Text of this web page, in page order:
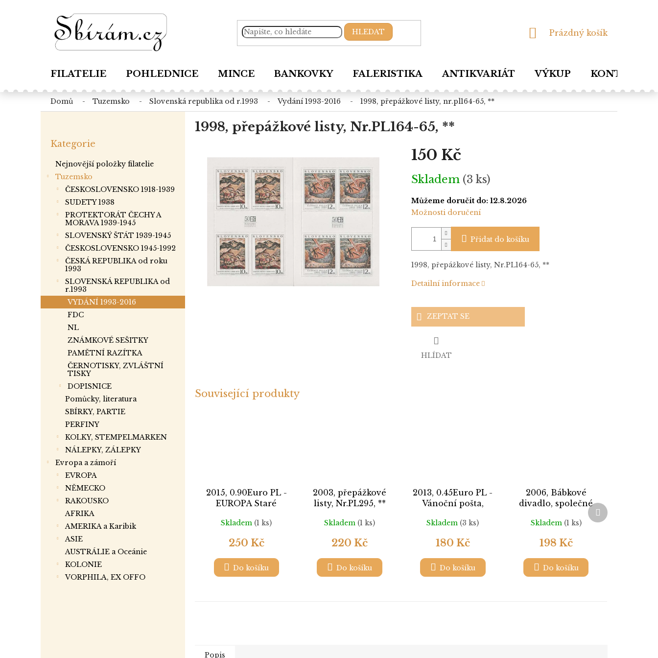
HLEDAT
NÁKUPNÍ
Prázdný košík
FILATELIE POHLEDNICE MINCE BANKOVKY FALERISTIKA ANTIKVARIÁT VÝKUP KONTAKTY
domů tuzemsko slovenská republika od r.1993 vydání 1993-2016 1998, přepážkové listy, nr.pl164-65, **
kategorie
Kategorie
Nejnovější položky filatelie
Tuzemsko
ČESKOSLOVENSKO 1918-1939
SUDETY 1938
PROTEKTORÁT ČECHY A
MORAVA 1939-1945
SLOVENSKÝ ŠTÁT 1939-1945
ČESKOSLOVENSKO 1945-1992
ČESKÁ REPUBLIKA od roku
1993
SLOVENSKÁ REPUBLIKA od
r.1993
VYDÁNÍ 1993-2016
FDC
NL
ZNÁMKOVÉ SEŠITKY
PAMĚTNÍ RAZÍTKA
ČERNOTISKY, ZVLÁŠTNÍ
TISKY
DOPISNICE
Pomůcky, literatura
SBÍRKY, PARTIE
PERFINY
KOLKY, STEMPELMARKEN
NÁLEPKY, ZÁLEPKY
Evropa a zámoří
EVROPA
NĚMECKO
RAKOUSKO
AFRIKA
AMERIKA a Karibik
ASIE
AUSTRÁLIE a Oceánie
KOLONIE
VORPHILA, EX OFFO
1998, přepážkové listy, Nr.PL164-65, **
150 Kč
Měrná
cena:
Skladem (3 ks)
Můžeme doručit do: 12.8.2026
Možnosti doručení
Přidat do košíku
1998, přepážkové listy, Nr.PL164-65, **
Detailní informace
ZEPTAT SE
HLÍDAT
Související produkty
2015, 0.90Euro PL -
EUROPA Staré
Skladem (1 ks)
250 Kč
Do košíku
2003, přepážkové
listy, Nr.PL295, **
Skladem (1 ks)
220 Kč
Do košíku
2013, 0.45Euro PL -
Vánoční pošta,
Skladem (3 ks)
180 Kč
Do košíku
2006, Bábkové
divadlo, společné
Indonésie, **
Skladem (1 ks)
198 Kč
Do košíku
Další
produkt
Popis